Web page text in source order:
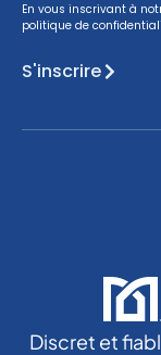
En vous inscrivant à
politique de
S'inscrire
Discret et